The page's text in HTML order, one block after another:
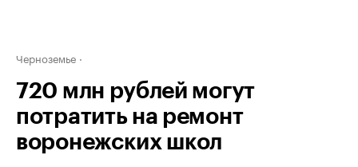
Черноземье
720 млн рублей могут
потратить на ремонт
воронежских школ